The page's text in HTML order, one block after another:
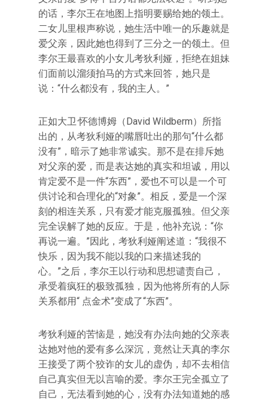
的话，李尔王在地图上指明要赐给她的领土。
二女儿里根声称说，她生活中唯一的乐趣就是
爱父亲，因此她也得到了三分之一的领土。但
李尔王最喜欢的小女儿考狄利娅，拒绝在姐妹
们面前以溜须拍马的方式来回答，她只是
说：“什么都没有，我的主人。”
正如大卫·怀德博姆（David Wildberm）所指
出的，从考狄利娅的嘴唇吐出的那句“什么都
没有”，暗示了她非常诚实。那不是在排斥她
对父亲的爱，而是表达她的真实和坦诚，用以
肯定爱不是一件“东西”，爱也不可以是一个可
供讨论和合理化的“对象”。相反，爱是一个深
刻的相连关系，只有爱才能克服孤独。但父亲
完全误解了她的反应。于是，他补充说：“你
再说一遍。”因此，考狄利娅阐述道：“我很不
快乐，因为我不能以我的口来描述我的
心。”之后，李尔王以行动和思想谴责自己，
承受着疯狂的极致孤独，因为他将所有的人际
关系都用“ 点金术”变成了“东西”。
考狄利娅的苦恼是，她没有办法向她的父亲表
达她对他的爱有多么深沉，竟然让天真的李尔
王接受了两个狡诈的女儿的虚伪，却不去相信
自己真实但无以言喻的爱。李尔王完全孤立了
自己，无法看到她的心，没有办法知道她的感